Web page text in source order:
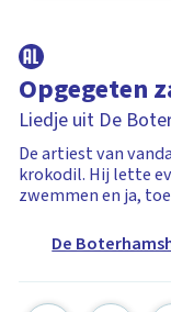
Opgegeten
Liedje uit De
De artiest van
krokodil. Hij lette
zwemmen en ja,
De